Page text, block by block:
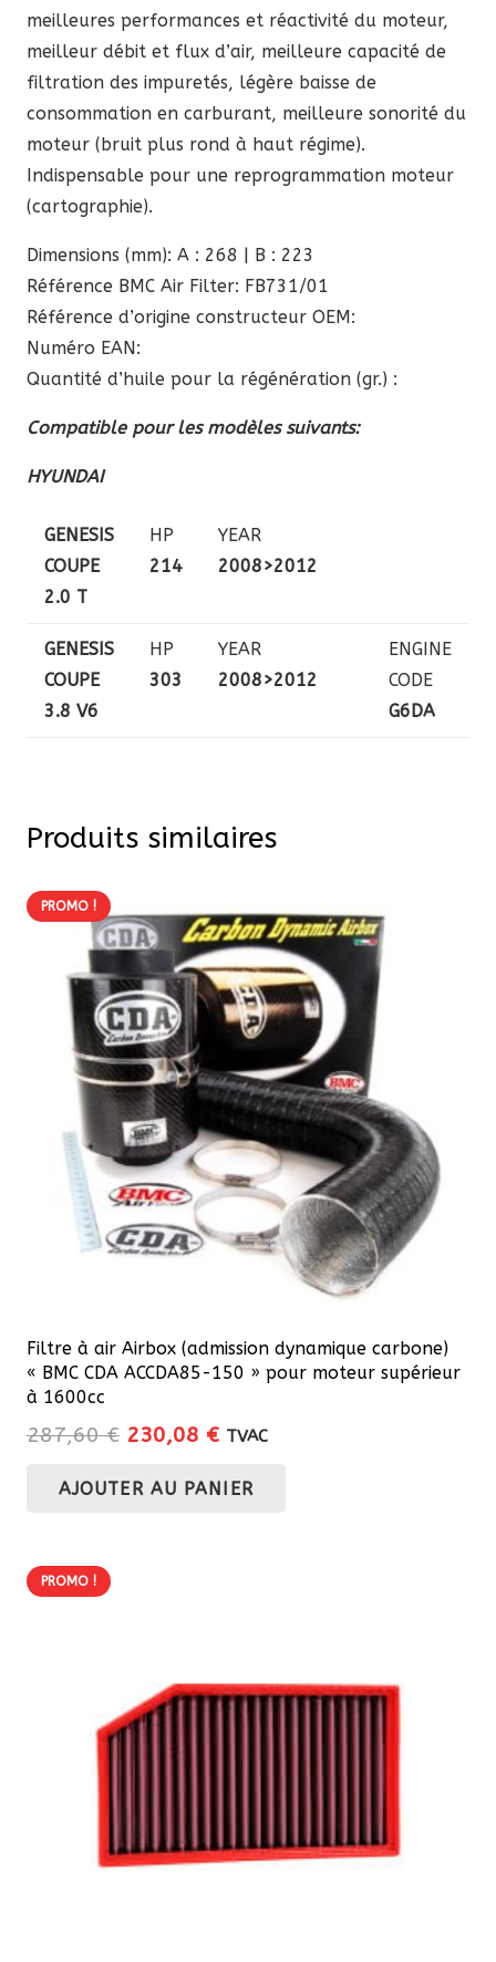
meilleures performances et réactivité du moteur,
meilleur débit et flux d’air, meilleure capacité de
filtration des impuretés, légère baisse de
consommation en carburant, meilleure sonorité du
moteur (bruit plus rond à haut régime).
Indispensable pour une reprogrammation moteur
(cartographie).
Dimensions (mm): A : 268 | B : 223
Référence BMC Air Filter: FB731/01
Référence d’origine constructeur OEM:
Numéro EAN:
Quantité d’huile pour la régénération (gr.) :
Compatible pour les modèles suivants:
HYUNDAI
GENESIS
COUPE
2.0 T
HP
214
YEAR
2008>2012
GENESIS
COUPE
3.8 V6
HP
303
YEAR
2008>2012
ENGINE
CODE
G6DA
Produits similaires
PROMO !
Filtre à air Airbox (admission dynamique carbone)
« BMC CDA ACCDA85-150 » pour moteur supérieur
à 1600cc
287,60€ Le
initial
230,08 €Le
actuel
TVAC
AJOUTER AU PANIER
PROMO !